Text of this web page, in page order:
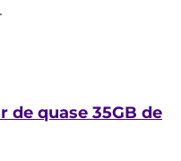
de quase 35GB de